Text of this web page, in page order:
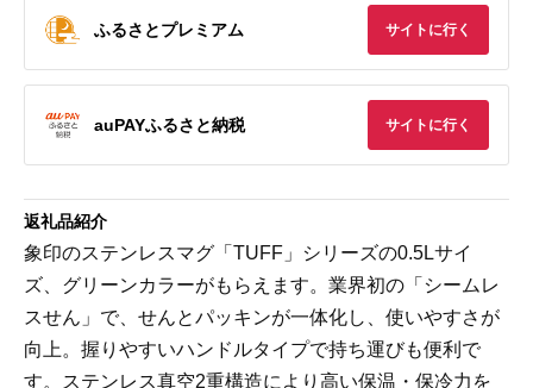
ふるさとプレミアム サイトに行く
auPAYふるさと納税 サイトに行く
返礼品紹介
象印のステンレスマグ「TUFF」シリーズの0.5Lサイ
ズ、グリーンカラーがもらえます。業界初の「シームレ
スせん」で、せんとパッキンが一体化し、使いやすさが
向上。握りやすいハンドルタイプで持ち運びも便利で
す。ステンレス真空2重構造により高い保温・保冷力を